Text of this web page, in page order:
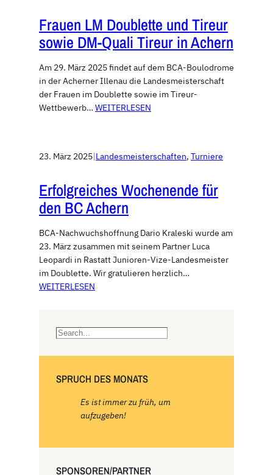
Frauen LM Doublette und Tireur
sowie DM-Quali Tireur in Achern
Am 29. März 2025 findet auf dem BCA-Boulodrome
in der Acherner Illenau die Landesmeisterschaft
der Frauen im Doublette sowie im Tireur-
Wettbewerb… WEITERLESEN
23. März 2025|Landesmeisterschaften, Turniere
Erfolgreiches Wochenende für
den BC Achern
BCA-Nachwuchshoffnung Dario Kraleski wurde am
23. März zusammen mit seinem Partner Luca
Leopardi in Rastatt Junioren-Vize-Landesmeister
im Doublette. Wir gratulieren herzlich…
WEITERLESEN
S
r
c
SPRUCH DES MONATS
Es ist immer zu früh, um
aufzugeben!
SPONSOREN/PARTNER